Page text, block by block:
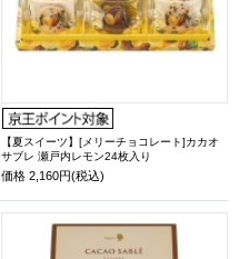
【夏スイーツ】[メリーチョコレート]カカオ
サブレ 瀬戸内レモン24枚入り
価格 2,160円(税込)